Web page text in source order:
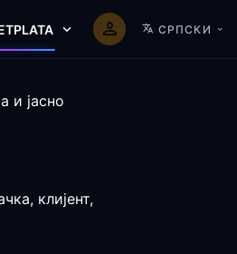
СРПСКИ
и јасно
клијент,